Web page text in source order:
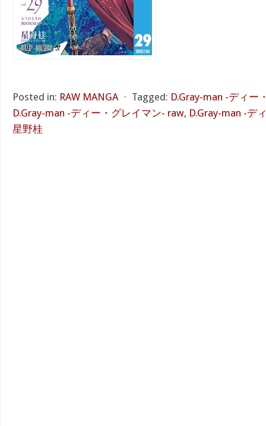
Posted in: RAW MANGA ⋅ Tagged: D.Gray-man -ディー
D.Gray-man -ディー・グレイマン- raw, D.Gray-man -デ
星野桂